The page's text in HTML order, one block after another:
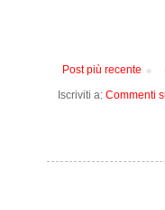
Post più recente
Iscriviti a: Commenti